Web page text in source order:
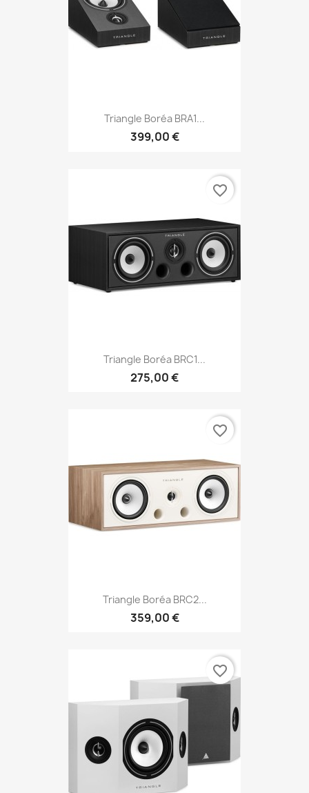
Triangle Boréa BRA1...
399,00 €
Triangle Boréa BRC1...
275,00 €
favorite_border
Triangle Boréa BRC2...
359,00 €
favorite_border
favorite_border